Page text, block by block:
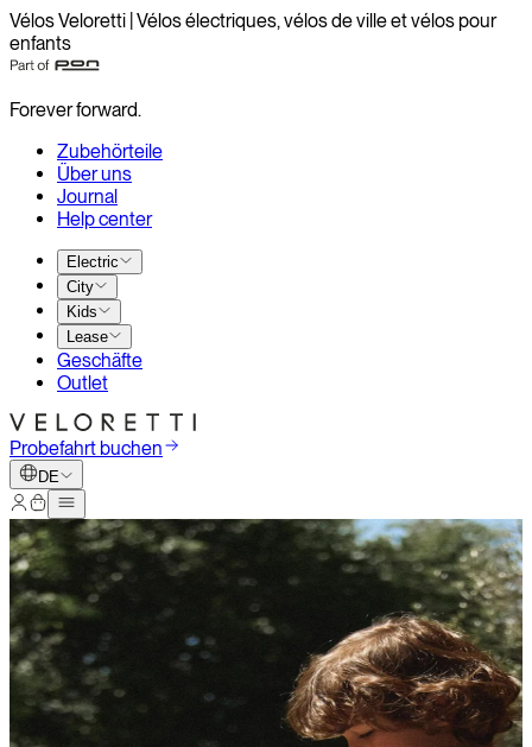
Vélos Veloretti | Vélos électriques, vélos de ville et vélos pour
enfants
Forever forward.
Zubehörteile
Über uns
Journal
Help center
Electric
City
Kids
Lease
Geschäfte
Outlet
Probefahrt buchen
DE